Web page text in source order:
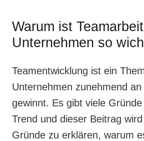
Warum ist
Unternehmen so
Teamentwicklung ist ein
Unternehmen zunehmend
gewinnt. Es gibt viele
Trend und dieser Beitrag
Gründe zu erklären, warum